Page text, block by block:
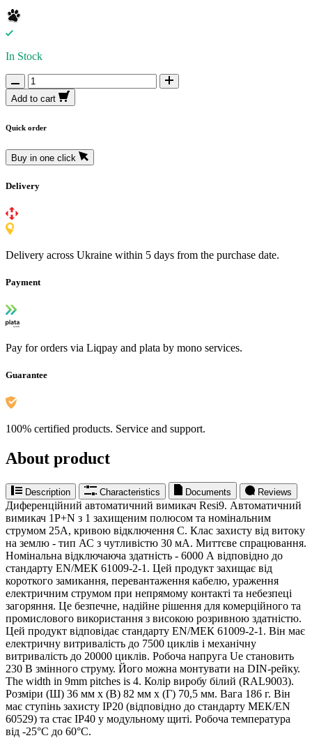
In Stock
Add to cart
Quick order
Buy in one click
Delivery
Delivery across Ukraine within 5 days from the purchase date.
Payment
Pay for orders via Liqpay and plata by mono services.
Guarantee
100% certified products. Service and support.
About product
Description Characteristics Documents Reviews
Диференційний автоматичний вимикач Resi9. Автоматичний
вимикач 1P+N з 1 захищеним полюсом та номінальним
струмом 25A, кривою відключення C. Клас захисту від витоку
на землю - тип АС з чутливістю 30 мА. Миттєве спрацювання.
Номінальна відключаюча здатність - 6000 А відповідно до
стандарту EN/МЕК 61009-2-1. Цей продукт захищає від
короткого замикання, перевантаження кабелю, ураження
електричним струмом при непрямому контакті та небезпеці
загоряння. Це безпечне, надійне рішення для комерційного та
промислового використання з високою розривною здатністю.
Цей продукт відповідає стандарту EN/МЕК 61009-2-1. Він має
електричну витривалість до 7500 циклів і механічну
витривалість до 20000 циклів. Робоча напруга Ue становить
230 В змінного струму. Його можна монтувати на DIN-рейку.
The width in 9mm pitches is 4. Колір виробу білий (RAL9003).
Розміри (Ш) 36 мм х (В) 82 мм х (Г) 70,5 мм. Вага 186 г. Він
має ступінь захисту IP20 (відповідно до стандарту МЕК/EN
60529) та стає IP40 у модульному щиті. Робоча температура
від -25°C до 60°C.